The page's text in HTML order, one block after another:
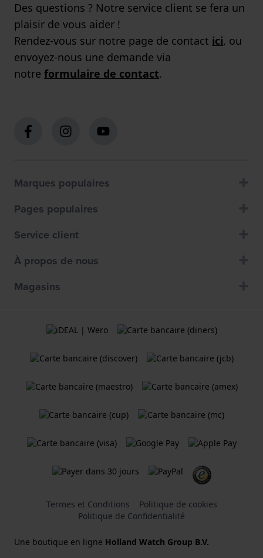
Des questions ? Notre service client se fera un
plaisir de vous aider !
Rendez-vous sur notre page de contact ici, ou
envoyez-nous une demande via
notre formulaire de contact.
Marques populaires
Pages populaires
Service client
À propos de nous
Magasins
Termes et Conditions
Politique de cookies
Politique de Confidentialité
Une boutique en ligne Holland Watch Group B.V.